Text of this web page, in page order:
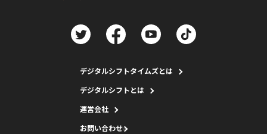
デジタルシフトタイムズとは
デジタルシフトとは
運営会社
お問い合わせ